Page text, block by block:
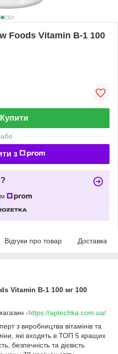
Foods Vitamin B-1 100
Купити
або
з
Відгуки про товар Доставка
Vitamin B-1 100 мг 100
-https://aptechka.com.ua/
з виробництва вітамінів та
які входять в ТОП 5 кращих
безпечність та дієвість